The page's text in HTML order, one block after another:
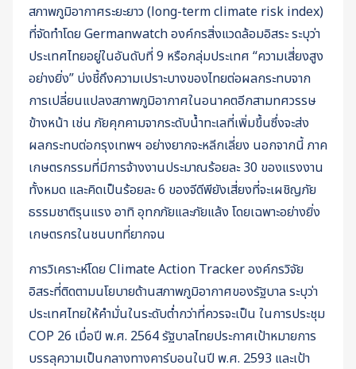
สภาพภูมิอากาศระยะยาว (long-term climate risk index)
ที่จัดทำโดย Germanwatch องค์กรสิ่งแวดล้อมอิสระ ระบุว่า
ประเทศไทยอยู่ในอันดับที่ 9 หรือกลุ่มประเทศ “ความเสี่ยงสูง
อย่างยิ่ง” บ่งชี้ถึงความเปราะบางของไทยต่อผลกระทบจาก
การเปลี่ยนแปลงสภาพภูมิอากาศในอนาคตอีกสามทศวรรษ
ข้างหน้า เช่น ภัยคุกคามจากระดับน้ำทะเลที่เพิ่มขึ้นซึ่งจะส่ง
ผลกระทบต่อกรุงเทพฯ อย่างยากจะหลีกเลี่ยง นอกจากนี้ ภาค
เกษตรกรรมที่มีการจ้างงานประมาณร้อยละ 30 ของแรงงาน
ทั้งหมด และคิดเป็นร้อยละ 6 ของจีดีพียังเสี่ยงที่จะเผชิญภัย
ธรรมชาติรุนแรง อาทิ อุทกภัยและภัยแล้ง โดยเฉพาะอย่างยิ่ง
เกษตรกรในชนบทที่ยากจน
การวิเคราะห์โดย Climate Action Tracker องค์กรวิจัย
อิสระที่ติดตามนโยบายด้านสภาพภูมิอากาศของรัฐบาล ระบุว่า
ประเทศไทยให้คำมั่นในระดับต่ำกว่าที่ควรจะเป็น ในการประชุม
COP 26 เมื่อปี พ.ศ. 2564 รัฐบาลไทยประกาศเป้าหมายการ
บรรลุความเป็นกลางทางคาร์บอนในปี พ.ศ. 2593 และเป้า